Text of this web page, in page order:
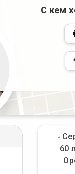
С кем